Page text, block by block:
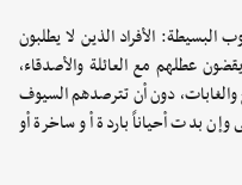
الأفراد الذين لا يطلبون
عطلهم مع العائلة والأصدقاء،
والغابات، دون أن تترصدهم السيوف
بدت أحياناً باردة أو ساخرة أو